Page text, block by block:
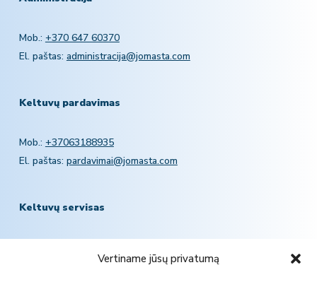
Vertiname jūsų privatumą
Mob.: +370 647 60370
El. paštas: administracija@jomasta.com
Keltuvų pardavimas
Mob.: +37063188935
El. paštas: pardavimai@jomasta.com
Keltuvų servisas
servisas@jomasta.com